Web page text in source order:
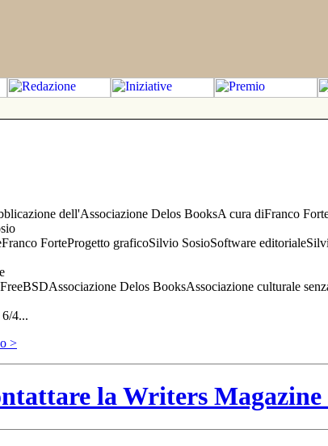
dell'Associazione Delos BooksA cura diFranco
ForteProgetto graficoSilvio SosioSoftware
Delos BooksAssociazione culturale
4...
>
la Writers